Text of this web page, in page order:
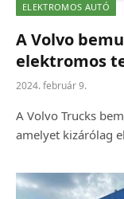
ELEKTROMOS AUTÓ
A Volvo
elektromos
2024. február 9.
A Volvo Trucks
amelyet kizárólag